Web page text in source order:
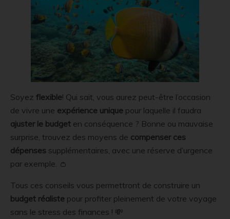
Soyez flexible! Qui sait, vous aurez peut-être l’occasion
de vivre une expérience unique pour laquelle il faudra
ajuster le budget en conséquence ? Bonne ou mauvaise
surprise, trouvez des moyens de compenser ces
dépenses supplémentaires, avec une réserve d’urgence
par exemple. 👛
Tous ces conseils vous permettront de construire un
budget réaliste pour profiter pleinement de votre voyage
sans le stress des finances ! 💸